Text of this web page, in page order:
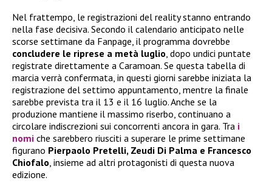
Nel frattempo, le registrazioni del reality stanno entrando
nella fase decisiva. Secondo il calendario anticipato nelle
scorse settimane da Fanpage, il programma dovrebbe
concludere le riprese a metà luglio, dopo undici puntate
registrate direttamente a Caramoan. Se questa tabella di
marcia verrà confermata, in questi giorni sarebbe iniziata la
registrazione del settimo appuntamento, mentre la finale
sarebbe prevista tra il 13 e il 16 luglio. Anche se la
produzione mantiene il massimo riserbo, continuano a
circolare indiscrezioni sui concorrenti ancora in gara. Tra i
nomi che sarebbero riusciti a superare le prime settimane
figurano Pierpaolo Pretelli, Zeudi Di Palma e Francesco
Chiofalo, insieme ad altri protagonisti di questa nuova
edizione.